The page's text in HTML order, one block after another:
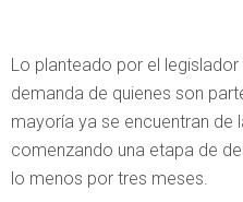
Lo planteado por el
demanda de quienes son
mayoría ya se encuentran de
comenzando una etapa de
lo menos por tres meses.